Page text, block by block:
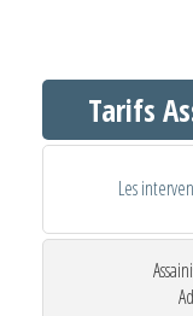
Tarifs
Les